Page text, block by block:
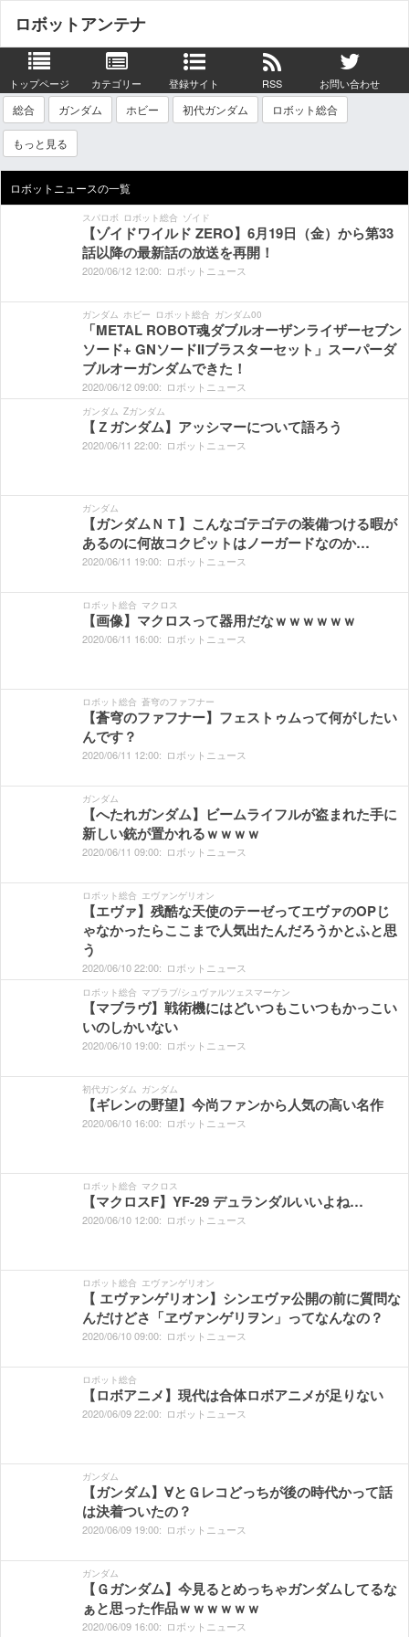
ロボットアンテナ
トップページ カテゴリー 登録サイト RSS お問い合わせ
総合 ガンダム ホビー 初代ガンダム ロボット総合
もっと見る
ロボットニュースの一覧
スパロボ ロボット総合 ゾイド
【ゾイドワイルド ZERO】6月19日（金）から第33
話以降の最新話の放送を再開！
2020/06/12 12:00: ロボットニュース
ガンダム ホビー ロボット総合 ガンダム00
「METAL ROBOT魂ダブルオーザンライザーセブン
ソード+ GNソードIIブラスターセット」スーパーダ
ブルオーガンダムできた！
2020/06/1209:00: ロボットニュース
ガンダム Zガンダム
【Ｚガンダム】アッシマーについて語ろう
2020/06/11 22:00: ロボットニュース
ガンダム
【ガンダムＮＴ】こんなゴテゴテの装備つける暇が
あるのに何故コクピットはノーガードなのか…
2020/06/11 19:00: ロボットニュース
ロボット総合 マクロス
【画像】マクロスって器用だなｗｗｗｗｗｗ
2020/06/11 16:00: ロボットニュース
ロボット総合 蒼穹のファフナー
【蒼穹のファフナー】フェストゥムって何がしたい
んです？
2020/06/11 12:00: ロボットニュース
ガンダム
【へたれガンダム】ビームライフルが盗まれた手に
新しい銃が置かれるｗｗｗｗ
2020/06/11 09:00: ロボットニュース
ロボット総合 エヴァンゲリオン
【エヴァ】残酷な天使のテーゼってエヴァのOPじ
ゃなかったらここまで人気出たんだろうかとふと思
う
2020/06/1022:00: ロボットニュース
ロボット総合 マブラブ/シュヴァルツェスマーケン
【マブラヴ】戦術機にはどいつもこいつもかっこい
いのしかいない
2020/06/10 19:00: ロボットニュース
初代ガンダム ガンダム
【ギレンの野望】今尚ファンから人気の高い名作
2020/06/10 16:00: ロボットニュース
ロボット総合 マクロス
【マクロスF】YF-29 デュランダルいいよね…
2020/06/10 12:00: ロボットニュース
ロボット総合 エヴァンゲリオン
【 エヴァンゲリオン】シンエヴァ公開の前に質問な
んだけどさ「ヱヴァンゲリヲン」ってなんなの？
2020/06/1009:00: ロボットニュース
ロボット総合
【ロボアニメ】現代は合体ロボアニメが足りない
2020/06/0922:00: ロボットニュース
ガンダム
【ガンダム】∀とＧレコどっちが後の時代かって話
は決着ついたの？
2020/06/09 19:00: ロボットニュース
ガンダム
【Ｇガンダム】今見るとめっちゃガンダムしてるな
ぁと思った作品ｗｗｗｗｗｗ
2020/06/09 16:00: ロボットニュース